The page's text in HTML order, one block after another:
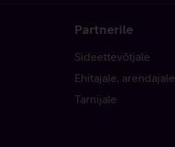
Partnerile
Sideettevõtjale
Ehitajale, arendajale
Tarnijale